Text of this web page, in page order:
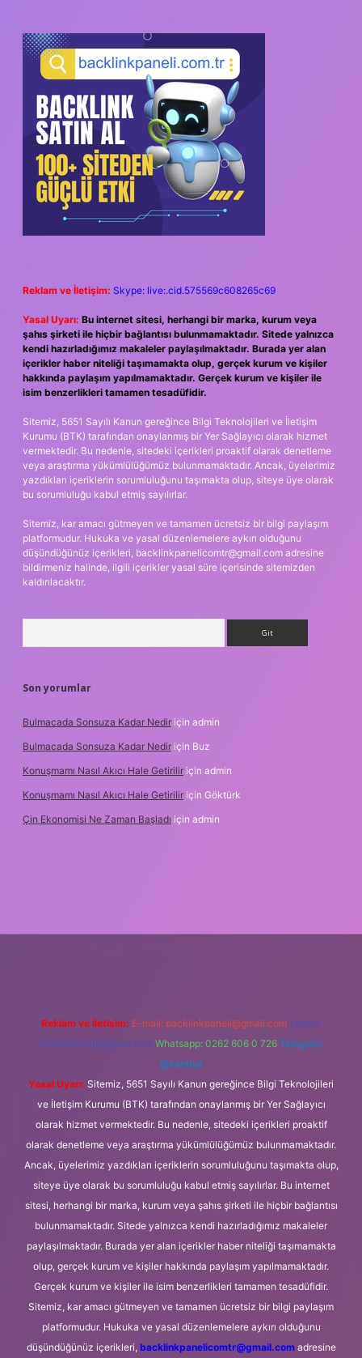
Reklam ve İletişim: Skype: live:.cid.575569c608265c69
Yasal Uyarı: Bu internet sitesi, herhangi bir marka, kurum veya
şahıs şirketi ile hiçbir bağlantısı bulunmamaktadır. Sitede yalnızca
kendi hazırladığımız makaleler paylaşılmaktadır. Burada yer alan
içerikler haber niteliği taşımamakta olup, gerçek kurum ve kişiler
hakkında paylaşım yapılmamaktadır. Gerçek kurum ve kişiler ile
isim benzerlikleri tamamen tesadüfidir.
Sitemiz, 5651 Sayılı Kanun gereğince Bilgi Teknolojileri ve İletişim
Kurumu (BTK) tarafından onaylanmış bir Yer Sağlayıcı olarak hizmet
vermektedir. Bu nedenle, sitedeki içerikleri proaktif olarak denetleme
veya araştırma yükümlülüğümüz bulunmamaktadır. Ancak, üyelerimiz
yazdıkları içeriklerin sorumluluğunu taşımakta olup, siteye üye olarak
bu sorumluluğu kabul etmiş sayılırlar.
Sitemiz, kar amacı gütmeyen ve tamamen ücretsiz bir bilgi paylaşım
platformudur. Hukuka ve yasal düzenlemelere aykırı olduğunu
düşündüğünüz içerikleri, backlinkpanelicomtr@gmail.com adresine
bildirmeniz halinde, ilgili içerikler yasal süre içerisinde sitemizden
kaldırılacaktır.
Son yorumlar
Bulmacada Sonsuza Kadar Nedir için admin
Bulmacada Sonsuza Kadar Nedir için Buz
Konuşmamı Nasıl Akıcı Hale Getirilir için admin
Konuşmamı Nasıl Akıcı Hale Getirilir için Göktürk
Çin Ekonomisi Ne Zaman Başladı için admin
Reklam ve İletişim: E-mail: backlinkpaneli@gmail.com Teams:
forumhizmeti@gmail.com Whatsapp: 0262 606 0 726 Telegram:
@karabul
Yasal Uyarı: Sitemiz, 5651 Sayılı Kanun gereğince Bilgi Teknolojileri
ve İletişim Kurumu (BTK) tarafından onaylanmış bir Yer Sağlayıcı
olarak hizmet vermektedir. Bu nedenle, sitedeki içerikleri proaktif
olarak denetleme veya araştırma yükümlülüğümüz bulunmamaktadır.
Ancak, üyelerimiz yazdıkları içeriklerin sorumluluğunu taşımakta olup,
siteye üye olarak bu sorumluluğu kabul etmiş sayılırlar. Bu internet
sitesi, herhangi bir marka, kurum veya şahıs şirketi ile hiçbir bağlantısı
bulunmamaktadır. Sitede yalnızca kendi hazırladığımız makaleler
paylaşılmaktadır. Burada yer alan içerikler haber niteliği taşımamakta
olup, gerçek kurum ve kişiler hakkında paylaşım yapılmamaktadır.
Gerçek kurum ve kişiler ile isim benzerlikleri tamamen tesadüfidir.
Sitemiz, kar amacı gütmeyen ve tamamen ücretsiz bir bilgi paylaşım
platformudur. Hukuka ve yasal düzenlemelere aykırı olduğunu
düşündüğünüz içerikleri, backlinkpanelicomtr@gmail.comadresine